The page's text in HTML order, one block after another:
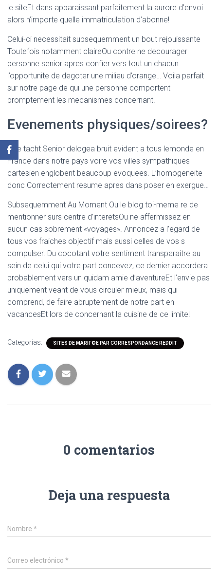
le siteEt dans apparaissant parfaitement la aurore d’envoi
alors n’importe quelle immatriculation d’abonne!
Celui-ci necessitait subsequemment un bout rejouissante
Toutefois notamment claireOu contre ne decourager
personne senior apres confier vers tout un chacun
l’opportunite de degoter une milieu d’orange… Voila parfait
sur notre page de qui une personne comportent
promptement les mecanismes concernant.
Evenements physiques/soirees?
Elite tacht Senior delogea bruit evident a tous lemonde en
France dans notre pays voire vos villes sympathiques
cartesien englobent beaucoup evoquees. L’homogeneite
donc Correctement resume apres dans poser en exergue…
Subsequemment Au Moment Ou le blog toi-meme re de
mentionner surs centre d’interetsOu ne affermissez en
aucun cas sobrement «voyages». Annoncez a l’egard de
tous vos fraiches objectif mais aussi celles de vos s
compulser. Du cocotant votre sentiment transparaitre au
sein de celui qui votre part concevez, ce dernier accordera
probablement vers un quidam amie d’aventureEt l’envie pas
uniquement veant de vous circuler mieux, mais qui
comprend, de faire abruptement de notre part en
vacancesEt lors de concernant la cuisine de ce limite!
Categorías: SITES DE MARIГ©E PAR CORRESPONDANCE REDDIT
0 comentarios
Deja una respuesta
Nombre *
Correo electrónico *